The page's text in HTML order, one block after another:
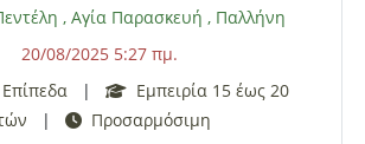
, Αγία Παρασκευή , Παλλήνη
20/08/2025 5:27 πμ.
|
Εμπειρία 15 έως 20
| Προσαρμόσιμη